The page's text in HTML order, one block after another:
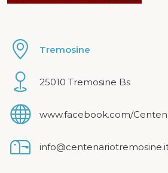
Tremosine
25010 Tremosine Bs
www.facebook.com/